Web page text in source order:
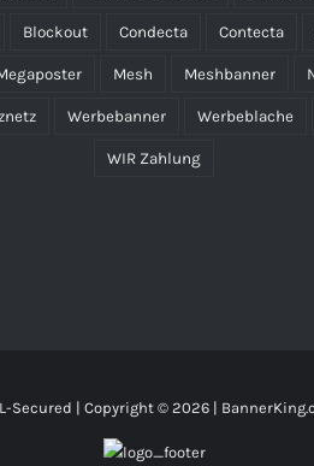
Blockout Condecta Contecta
Mesh Meshbanner
Werbebanner Werbeblache
WIR Zahlung
Secured | Copyright © 2026 |